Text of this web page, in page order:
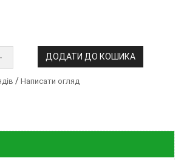
ДОДАТИ ДО КОШИКА
/ Написати огляд